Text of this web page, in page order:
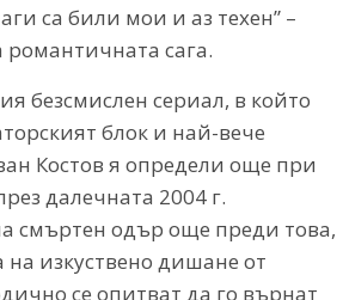
са били мои и аз техен” –
сага.
безсмислен сериал, в който
блок и най-вече
Костов я определи още при
далечната 2004 г.
смъртен одър още преди това,
изкуствено дишане от
се опитват да го върнат